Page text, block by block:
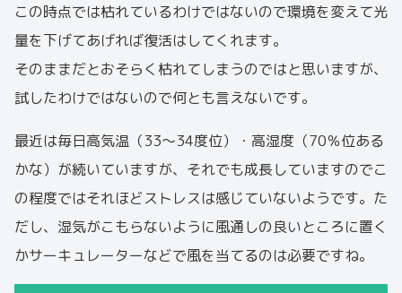
この時点では枯れているわけではないので環境を変えて光
量を下げてあげれば復活はしてくれます。
そのままだとおそらく枯れてしまうのではと思いますが、
試したわけではないので何とも言えないです。
最近は毎日高気温（33〜34度位）・高湿度（70％位ある
かな）が続いていますが、それでも成長していますのでこ
の程度ではそれほどストレスは感じていないようです。た
だし、湿気がこもらないように風通しの良いところに置く
かサーキュレーターなどで風を当てるのは必要ですね。